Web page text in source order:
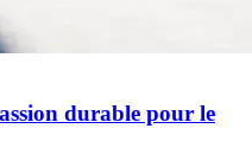
durable pour le